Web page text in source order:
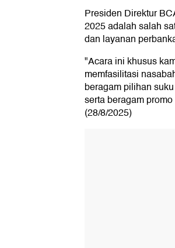
Presiden Direktur
2025 adalah salah
dan layanan
"Acara ini khusus
memfasilitasi
beragam pilihan
serta beragam
(28/8/2025)